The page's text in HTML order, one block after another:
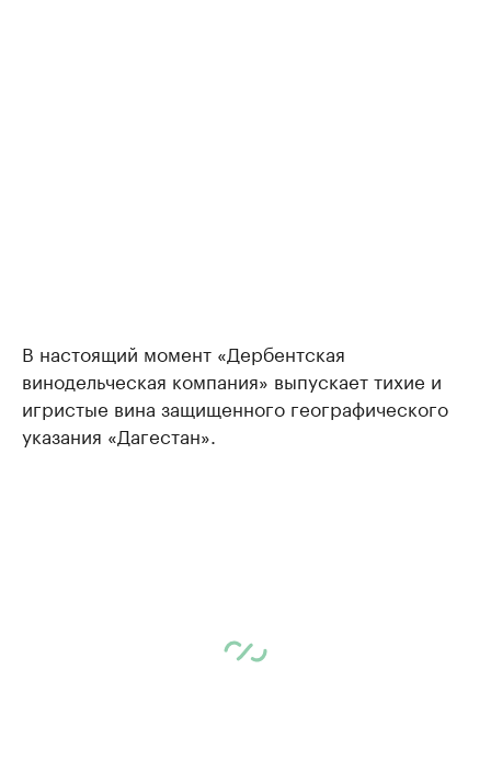
В настоящий момент «Дербентская
винодельческая компания» выпускает тихие и
игристые вина защищенного географического
указания «Дагестан».